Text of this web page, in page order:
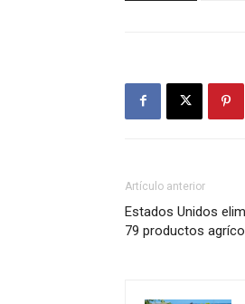
Artículo anterior
Estados Unidos
79 productos